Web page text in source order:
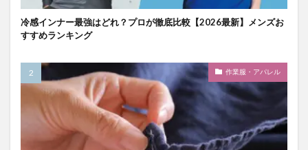
冷感インナー最強はどれ？プロが徹底比較【2026最新】メンズお
すすめランキング
作業服・アパレル